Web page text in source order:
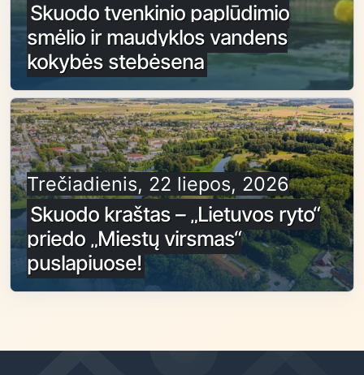
Skuodo tvenkinio paplūdimio
smėlio ir maudyklos vandens
kokybės stebėsena
Trečiadienis, 22 liepos, 2026
Skuodo kraštas – „Lietuvos ryto“
priedo „Miestų virsmas“
puslapiuose!